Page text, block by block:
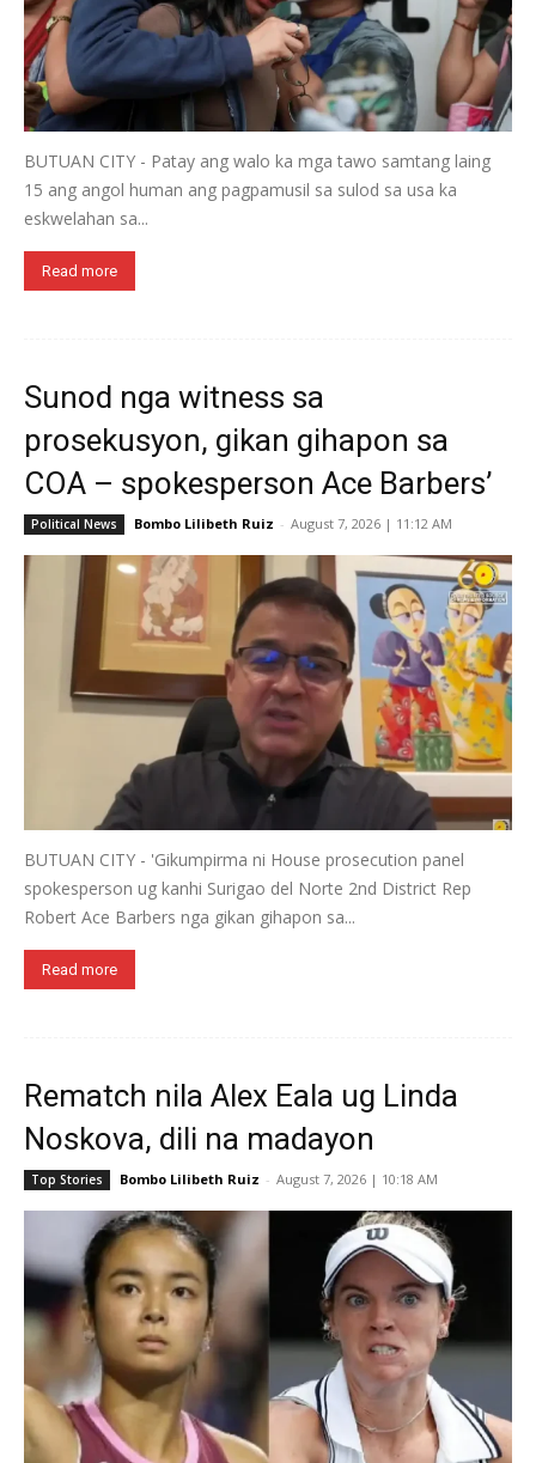
BUTUAN CITY - Patay ang walo ka mga tawo samtang laing
15 ang angol human ang pagpamusil sa sulod sa usa ka
eskwelahan sa...
Read more
Sunod nga witness sa
prosekusyon, gikan gihapon sa
COA – spokesperson Ace Barbers’
Political News Bombo Lilibeth Ruiz - August 7, 2026 | 11:12 AM
BUTUAN CITY - 'Gikumpirma ni House prosecution panel
spokesperson ug kanhi Surigao del Norte 2nd District Rep
Robert Ace Barbers nga gikan gihapon sa...
Read more
Rematch nila Alex Eala ug Linda
Noskova, dili na madayon
Top Stories Bombo Lilibeth Ruiz - August 7, 2026 | 10:18 AM